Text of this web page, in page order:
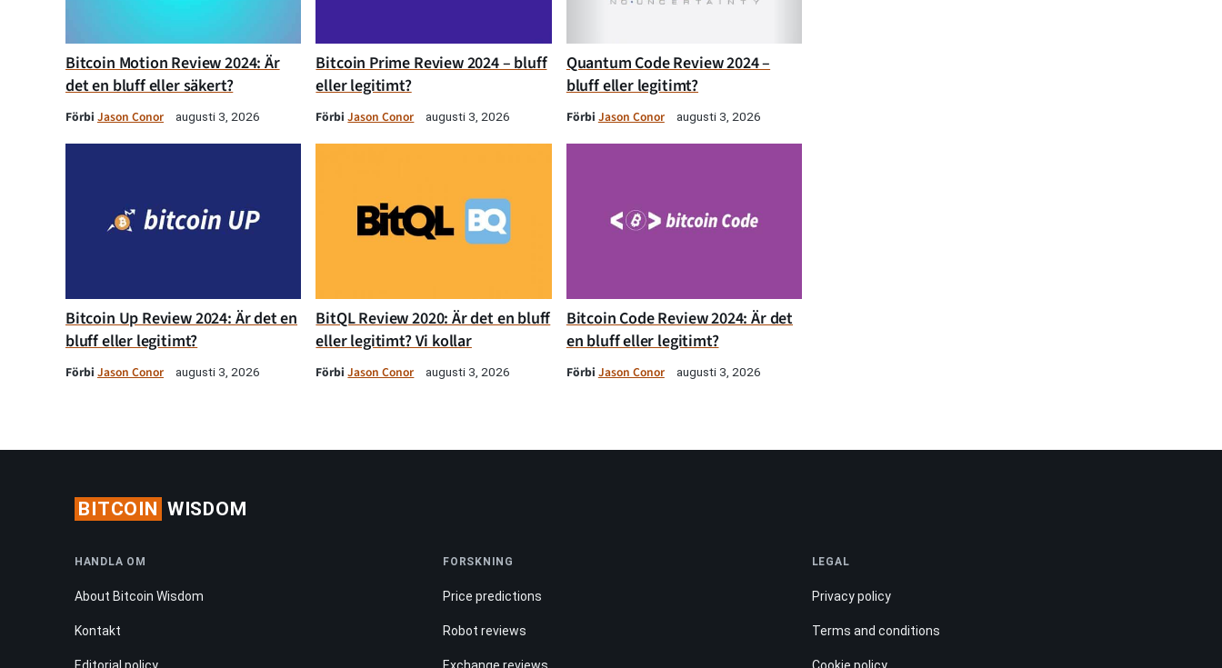
Bitcoin Motion Review 2024: Är
det en bluff eller säkert?
Förbi Jason Conor augusti 3, 2026
Bitcoin Prime Review 2024 – bluff
eller legitimt?
FörbiJason Conor augusti 3, 2026
Quantum Code Review 2024 –
bluff eller legitimt?
Förbi Jason Conor augusti 3, 2026
Bitcoin Up Review 2024: Är det en
bluff eller legitimt?
Förbi Jason Conor augusti 3, 2026
BitQL Review 2020: Är det en bluff
eller legitimt? Vi kollar
FörbiJason Conor augusti 3, 2026
Bitcoin Code Review 2024: Är det
en bluff eller legitimt?
Förbi Jason Conor augusti 3, 2026
BITCOIN WISDOM
HANDLA OM
About Bitcoin Wisdom
Kontakt
FORSKNING
Price predictions
Robot reviews
LEGAL
Privacy policy
Terms and conditions